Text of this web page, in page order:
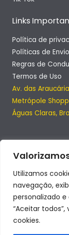
Utilizamos
navegação,
personalizado
“Aceitar
cookies.
Links
Política de
Políticas de Envio
Regras de
Termos de Uso
Av. das
Metrópole
Águas Claras,